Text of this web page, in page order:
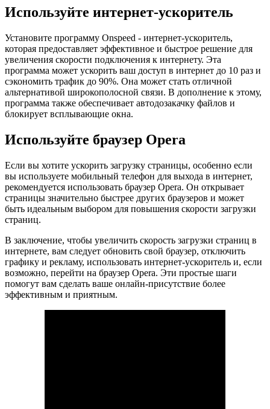
Используйте интернет-ускоритель
Установите программу Onspeed - интернет-ускоритель,
которая предоставляет эффективное и быстрое решение для
увеличения скорости подключения к интернету. Эта
программа может ускорить ваш доступ в интернет до 10 раз и
сэкономить трафик до 90%. Она может стать отличной
альтернативой широкополосной связи. В дополнение к этому,
программа также обеспечивает автодозакачку файлов и
блокирует всплывающие окна.
Используйте браузер Opera
Если вы хотите ускорить загрузку страницы, особенно если
вы используете мобильный телефон для выхода в интернет,
рекомендуется использовать браузер Opera. Он открывает
страницы значительно быстрее других браузеров и может
быть идеальным выбором для повышения скорости загрузки
страниц.
В заключение, чтобы увеличить скорость загрузки страниц в
интернете, вам следует обновить свой браузер, отключить
графику и рекламу, использовать интернет-ускоритель и, если
возможно, перейти на браузер Opera. Эти простые шаги
помогут вам сделать ваше онлайн-присутствие более
эффективным и приятным.